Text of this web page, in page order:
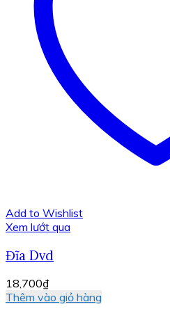
Add to Wishlist
Xem lướt qua
Đĩa Dvd
18,700₫
Thêm vào giỏ hàng